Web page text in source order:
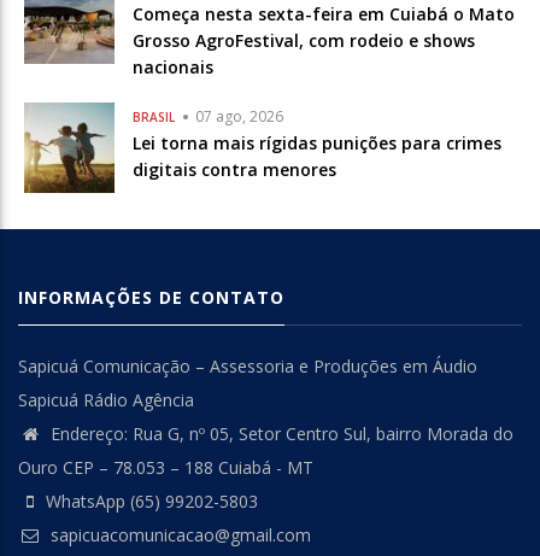
Começa nesta sexta-feira em Cuiabá o Mato
Grosso AgroFestival, com rodeio e shows
nacionais
BRASIL 07 ago, 2026
Lei torna mais rígidas punições para crimes
digitais contra menores
INFORMAÇÕES DE CONTATO
Sapicuá Comunicação – Assessoria e Produções em Áudio
Sapicuá Rádio Agência
Endereço: Rua G, nº 05, Setor Centro Sul, bairro Morada do
Ouro CEP – 78.053 – 188 Cuiabá - MT
WhatsApp (65) 99202-5803
sapicuacomunicacao@gmail.com